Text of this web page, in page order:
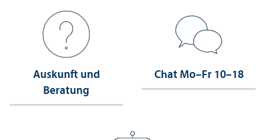
Auskunft und
Beratung
Chat Mo–Fr 10–18